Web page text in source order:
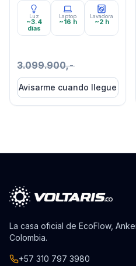
Luz
~3.4
días
Laptop
~16 h
Lavadora
~2 h
3.099.900,-
Avisarme cuando llegue
La casa oficial de EcoFlow,
Colombia.
+57 310 797 3980